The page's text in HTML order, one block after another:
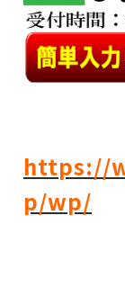
https://
p/wp/